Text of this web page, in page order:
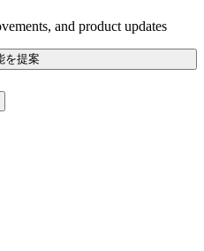
and product updates
を提案